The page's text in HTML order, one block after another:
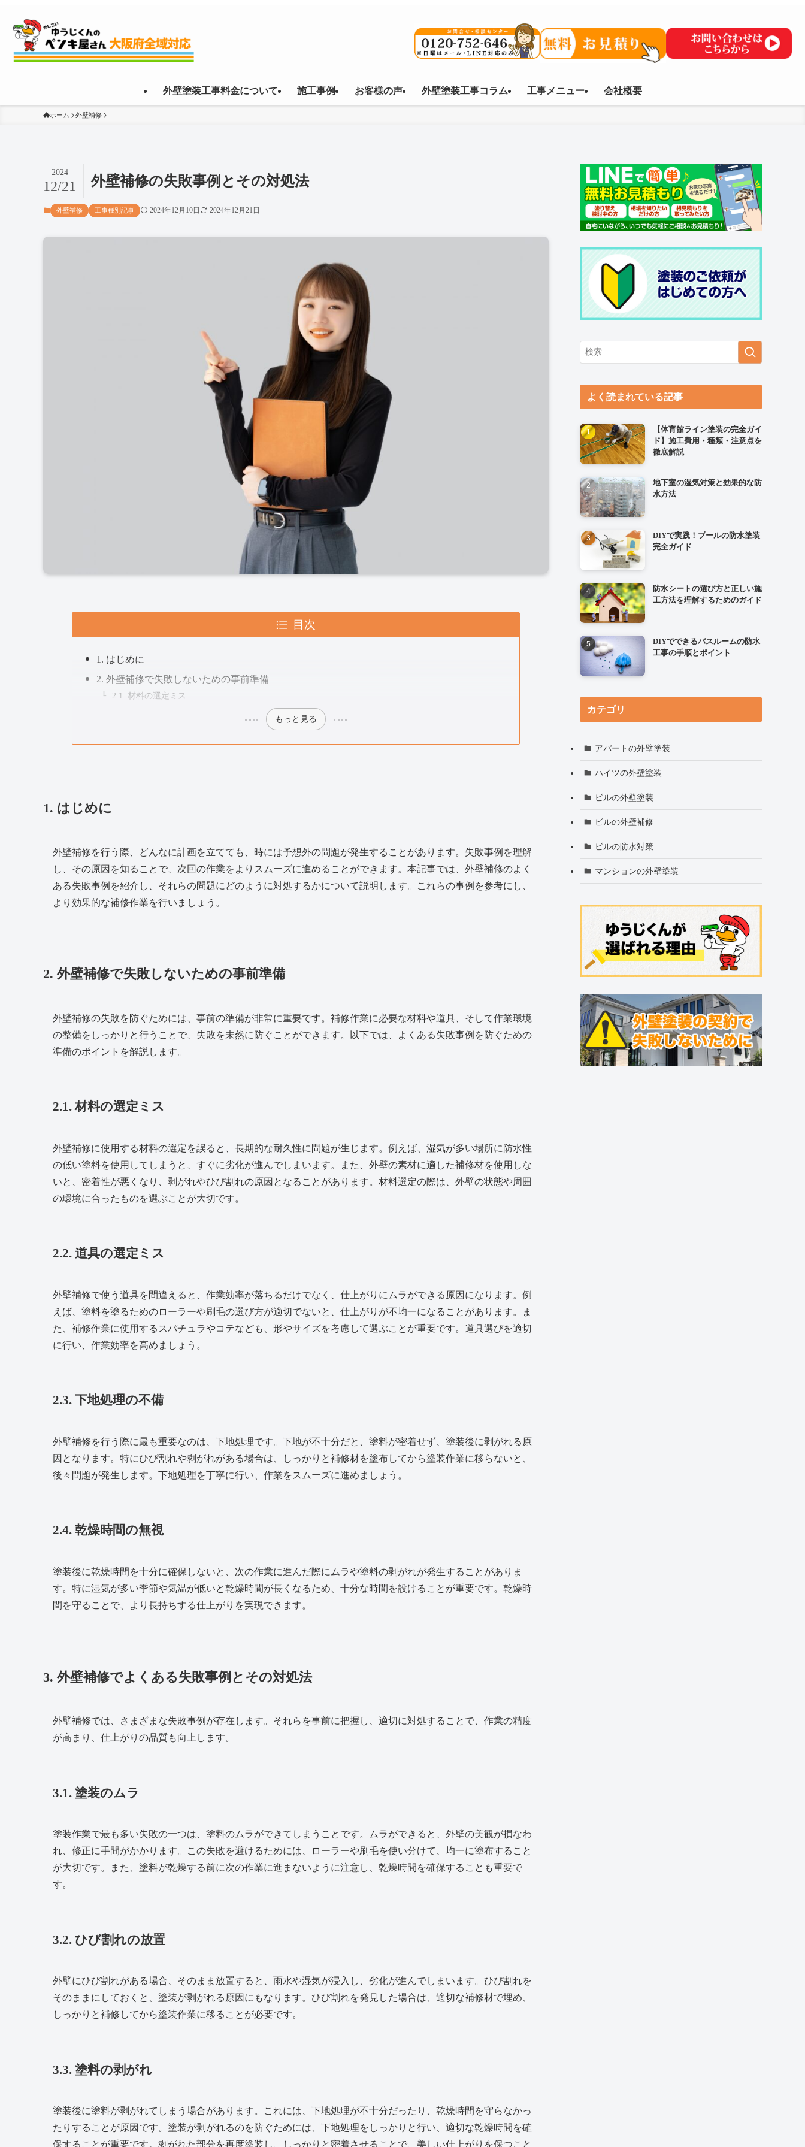
外壁塗装工事料金について 施工事例 お客様の声 外壁塗装工事コラム 工事メニュー 会社概要
ホーム 外壁補修
外壁補修の失敗事例とその対処法
2024
12/21
外壁補修 工事種別記事 2024年12月10日 2024年12月21日
目次
1. はじめに
2. 外壁補修で失敗しないための事前準備
2.1. 材料の選定ミス
もっと見る
1. はじめに
外壁補修を行う際、どんなに計画を立てても、時には予想外の問題が発生することがあります。失敗事例を理解
し、その原因を知ることで、次回の作業をよりスムーズに進めることができます。本記事では、外壁補修のよく
ある失敗事例を紹介し、それらの問題にどのように対処するかについて説明します。これらの事例を参考にし、
より効果的な補修作業を行いましょう。
2. 外壁補修で失敗しないための事前準備
外壁補修の失敗を防ぐためには、事前の準備が非常に重要です。補修作業に必要な材料や道具、そして作業環境
の整備をしっかりと行うことで、失敗を未然に防ぐことができます。以下では、よくある失敗事例を防ぐための
準備のポイントを解説します。
2.1. 材料の選定ミス
外壁補修に使用する材料の選定を誤ると、長期的な耐久性に問題が生じます。例えば、湿気が多い場所に防水性
の低い塗料を使用してしまうと、すぐに劣化が進んでしまいます。また、外壁の素材に適した補修材を使用しな
いと、密着性が悪くなり、剥がれやひび割れの原因となることがあります。材料選定の際は、外壁の状態や周囲
の環境に合ったものを選ぶことが大切です。
2.2. 道具の選定ミス
外壁補修で使う道具を間違えると、作業効率が落ちるだけでなく、仕上がりにムラができる原因になります。例
えば、塗料を塗るためのローラーや刷毛の選び方が適切でないと、仕上がりが不均一になることがあります。ま
た、補修作業に使用するスパチュラやコテなども、形やサイズを考慮して選ぶことが重要です。道具選びを適切
に行い、作業効率を高めましょう。
2.3. 下地処理の不備
外壁補修を行う際に最も重要なのは、下地処理です。下地が不十分だと、塗料が密着せず、塗装後に剥がれる原
因となります。特にひび割れや剥がれがある場合は、しっかりと補修材を塗布してから塗装作業に移らないと、
後々問題が発生します。下地処理を丁寧に行い、作業をスムーズに進めましょう。
2.4. 乾燥時間の無視
塗装後に乾燥時間を十分に確保しないと、次の作業に進んだ際にムラや塗料の剥がれが発生することがありま
す。特に湿気が多い季節や気温が低いと乾燥時間が長くなるため、十分な時間を設けることが重要です。乾燥時
間を守ることで、より長持ちする仕上がりを実現できます。
3. 外壁補修でよくある失敗事例とその対処法
外壁補修では、さまざまな失敗事例が存在します。それらを事前に把握し、適切に対処することで、作業の精度
が高まり、仕上がりの品質も向上します。
3.1. 塗装のムラ
塗装作業で最も多い失敗の一つは、塗料のムラができてしまうことです。ムラができると、外壁の美観が損なわ
れ、修正に手間がかかります。この失敗を避けるためには、ローラーや刷毛を使い分けて、均一に塗布すること
が大切です。また、塗料が乾燥する前に次の作業に進まないように注意し、乾燥時間を確保することも重要で
す。
3.2. ひび割れの放置
外壁にひび割れがある場合、そのまま放置すると、雨水や湿気が浸入し、劣化が進んでしまいます。ひび割れを
そのままにしておくと、塗装が剥がれる原因にもなります。ひび割れを発見した場合は、適切な補修材で埋め、
しっかりと補修してから塗装作業に移ることが必要です。
3.3. 塗料の剥がれ
塗装後に塗料が剥がれてしまう場合があります。これには、下地処理が不十分だったり、乾燥時間を守らなかっ
たりすることが原因です。塗装が剥がれるのを防ぐためには、下地処理をしっかりと行い、適切な乾燥時間を確
保することが重要です。剥がれた部分を再度塗装し、しっかりと密着させることで、美しい仕上がりを保つこと
よく読まれている記事
【体育館ライン塗装の完全ガイ
ド】施工費用・種類・注意点を
徹底解説
地下室の湿気対策と効果的な防
水方法
DIYで実践！プールの防水塗装
完全ガイド
防水シートの選び方と正しい施
工方法を理解するためのガイド
DIYでできるバスルームの防水
工事の手順とポイント
カテゴリ
アパートの外壁塗装
ハイツの外壁塗装
ビルの外壁塗装
ビルの外壁補修
ビルの防水対策
マンションの外壁塗装